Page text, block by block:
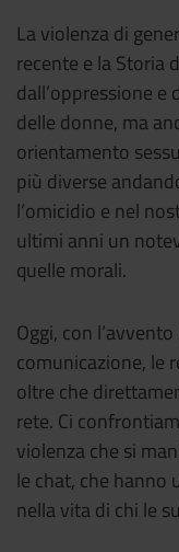
dei
rapporti
in
rete.
Per
le
UNIVR
Progetto
e
sul
Laboratorio
Didattico
La violenza di
recente e la Storia
dall’oppressione
delle donne, ma
orientamento
più diverse
l’omicidio e nel
ultimi anni un
quelle morali.
Oggi, con
comunicazione, le
oltre che
rete. Ci
violenza che si
le chat, che
nella vita di chi le